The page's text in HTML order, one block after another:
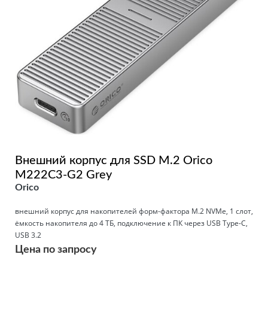
Внешний корпус для SSD M.2 Orico
M222C3-G2 Grey
Orico
внешний корпус для накопителей форм-фактора M.2 NVMe, 1 слот,
ёмкость накопителя до 4 ТБ, подключение к ПК через USB Type-C,
USB 3.2
Цена по запросу